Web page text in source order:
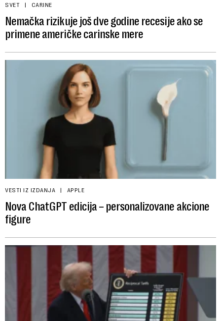
SVET CARINE
Nemačka rizikuje još dve godine recesije ako se
primene američke carinske mere
VESTI IZ IZDANJA APPLE
Nova ChatGPT edicija – personalizovane akcione
figure